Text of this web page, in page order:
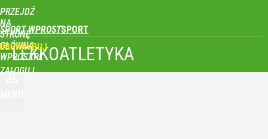
PRZEJDŹ
NA
STRONĘ
GŁÓWNĄ
WPROST.PL
SPORT WPROST
ZALOGUJ
LEKKOATLETYKA